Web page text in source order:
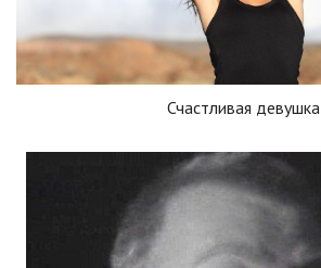
Счастливая девушка